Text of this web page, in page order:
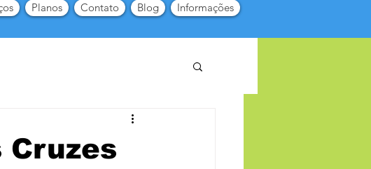
Planos Contato Blog Informações
Cruzes